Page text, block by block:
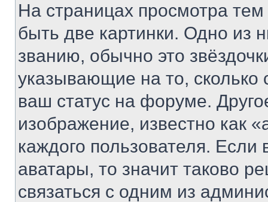
На страницах просмотра
быть две картинки. Одно из
званию, обычно это
указывающие на то,
ваш статус на форуме.
изображение, известно как
каждого пользователя.
аватары, то значит таково
связаться с одним из